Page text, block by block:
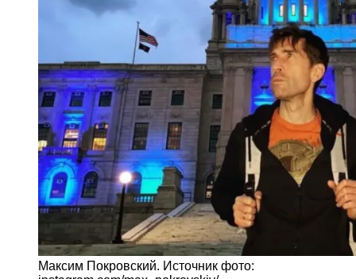
Максим Покровский. Источник фото: